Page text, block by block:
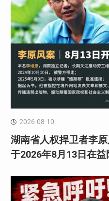
2026-08-10
湖南省人权捍卫者李
于2026年8月13日在